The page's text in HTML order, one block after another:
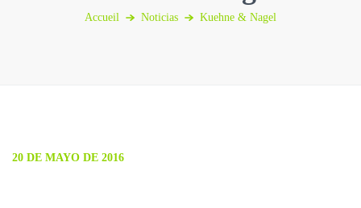
Accueil Noticias Kuehne & Nagel
20 DE MAYO DE 2016